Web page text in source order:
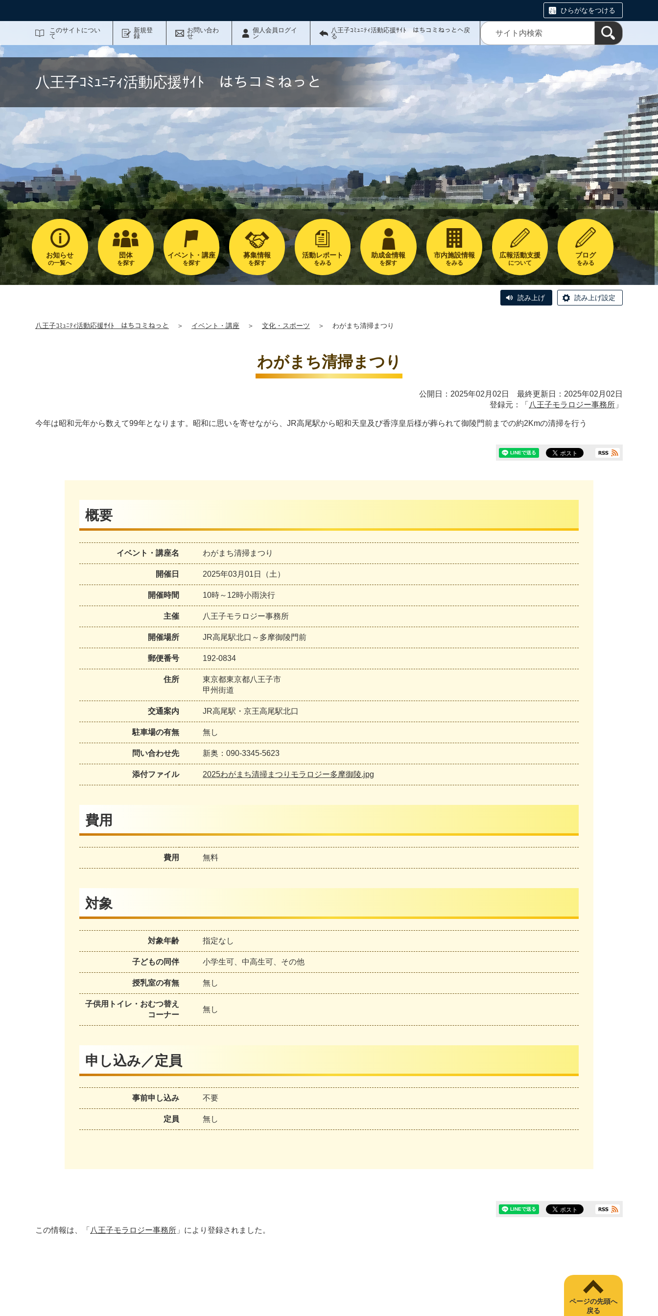
ひらがなをつける
このサイトについ
て
新規登
録
お問い合わ
せ
個人会員ログイ
ン
八王子ｺﾐｭﾆﾃｨ活動応援ｻｲﾄ はちコミねっとへ戻
る
八王子ｺﾐｭﾆﾃｨ活動応援ｻｲﾄ はちコミねっと
お知らせ
の一覧へ
団体
を探す
イベント・講座
を探す
募集情報
を探す
活動レポート
をみる
助成金情報
を探す
市内施設情報
をみる
広報活動支援
について
ブログ
をみる
読み上げ 読み上げ設定
八王子ｺﾐｭﾆﾃｨ活動応援ｻｲﾄ はちコミねっと ＞ イベント・講座 ＞ 文化・スポーツ ＞ わがまち清掃まつり
わがまち清掃まつり
公開日：2025年02月02日 最終更新日：2025年02月02日
登録元：「 八王子モラロジー事務所 」
今年は昭和元年から数えて99年となります。昭和に思いを寄せながら、JR高尾駅から昭和天皇及び香淳皇后様が葬られて御陵門前までの約2Kmの清掃を行う
概要
イベント・講座名 わがまち清掃まつり
開催日 2025年03月01日（土）
開催時間 10時～12時小雨決行
主催 八王子モラロジー事務所
開催場所 JR高尾駅北口～多摩御陵門前
郵便番号 192-0834
住所
東京都東京都八王子市
甲州街道
交通案内 JR高尾駅・京王高尾駅北口
駐車場の有無 無し
問い合わせ先 新奥：090-3345-5623
添付ファイル 2025わがまち清掃まつりモラロジー多摩御陵.jpg
費用
費用 無料
対象
対象年齢 指定なし
子どもの同伴 小学生可、中高生可、その他
授乳室の有無 無し
子供用トイレ・おむつ替え
コーナー
無し
申し込み／定員
事前申し込み 不要
定員 無し
この情報は、「 八王子モラロジー事務所 」により登録されました。
ページの先頭へ
戻る